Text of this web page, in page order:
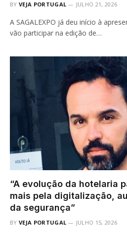
BY VEJA PORTUGAL JULHO 21, 2026
A SAGALEXPO já deu início à
vão participar na edição de…
“A evolução da hotelaria
mais pela digitalização,
da segurança”
BY VEJA PORTUGAL JULHO 15, 2026